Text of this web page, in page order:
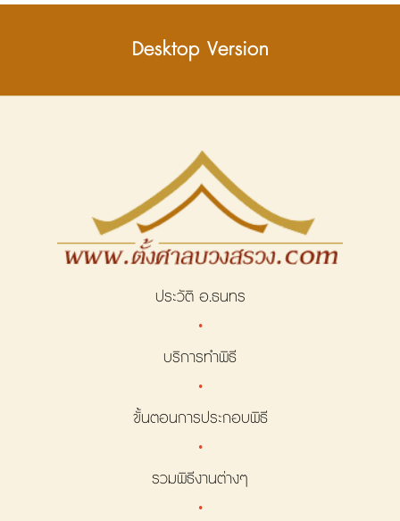
Desktop Version
ประวัติ อ.ธนทร
·
บริการทำพิธี
·
ขั้นตอนการประกอบพิธี
·
รวมพิธีงานต่างๆ
·